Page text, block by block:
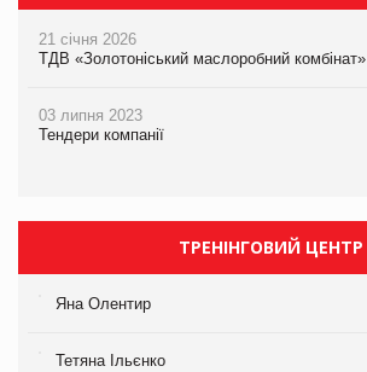
21 січня 2026
ТДВ «Золотоніський маслоробний комбінат»
03 липня 2023
Тендери компанії
ТРЕНІНГОВИЙ ЦЕНТР
Яна Олентир
Тетяна Ільєнко